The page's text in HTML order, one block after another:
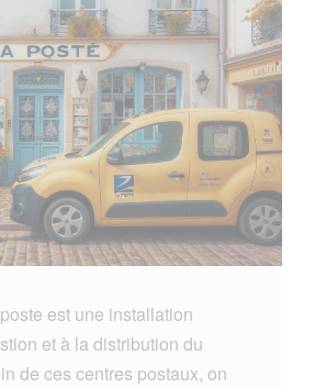
est une installation
et à la distribution du
de ces centres postaux, on